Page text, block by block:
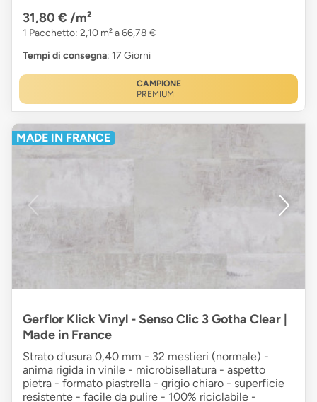
31,80 € /m²
1 Pacchetto: 2,10 m² a 66,78 €
Tempi di consegna: 17 Giorni
CAMPIONE
PREMIUM
MADE IN FRANCE
Gerflor Klick Vinyl - Senso Clic 3 Gotha Clear |
Made in France
Strato d'usura 0,40 mm - 32 mestieri (normale) -
anima rigida in vinile - microbisellatura - aspetto
pietra - formato piastrella - grigio chiaro - superficie
resistente - facile da pulire - 100% riciclabile -